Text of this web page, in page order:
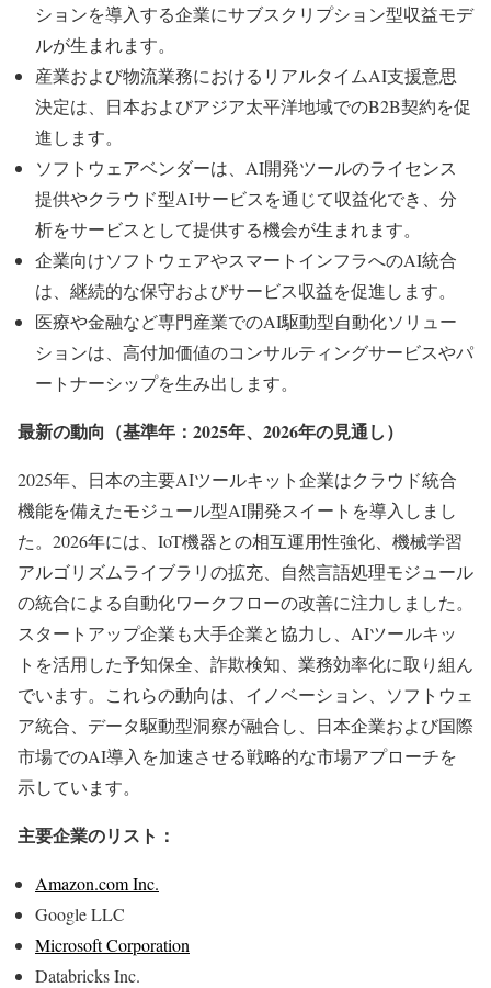
ションを導入する企業にサブスクリプション型収益モデ
ルが生まれます。
産業および物流業務におけるリアルタイムAI支援意思
決定は、日本およびアジア太平洋地域でのB2B契約を促
進します。
ソフトウェアベンダーは、AI開発ツールのライセンス
提供やクラウド型AIサービスを通じて収益化でき、分
析をサービスとして提供する機会が生まれます。
企業向けソフトウェアやスマートインフラへのAI統合
は、継続的な保守およびサービス収益を促進します。
医療や金融など専門産業でのAI駆動型自動化ソリュー
ションは、高付加価値のコンサルティングサービスやパ
ートナーシップを生み出します。
最新の動向（基準年：2025年、2026年の見通し）
2025年、日本の主要AIツールキット企業はクラウド統合
機能を備えたモジュール型AI開発スイートを導入しまし
た。2026年には、IoT機器との相互運用性強化、機械学習
アルゴリズムライブラリの拡充、自然言語処理モジュール
の統合による自動化ワークフローの改善に注力しました。
スタートアップ企業も大手企業と協力し、AIツールキッ
トを活用した予知保全、詐欺検知、業務効率化に取り組ん
でいます。これらの動向は、イノベーション、ソフトウェ
ア統合、データ駆動型洞察が融合し、日本企業および国際
市場でのAI導入を加速させる戦略的な市場アプローチを
示しています。
主要企業のリスト：
Amazon.com Inc.
Google LLC
Microsoft Corporation
Databricks Inc.